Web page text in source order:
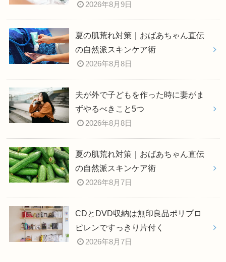
2026年8月9日
夏の肌荒れ対策｜おばあちゃん直伝
の自然派スキンケア術
2026年8月8日
夫が外で子どもを作った時に妻がま
ずやるべきこと5つ
2026年8月8日
夏の肌荒れ対策｜おばあちゃん直伝
の自然派スキンケア術
2026年8月7日
CDとDVD収納は無印良品ポリプロ
ピレンですっきり片付く
2026年8月7日